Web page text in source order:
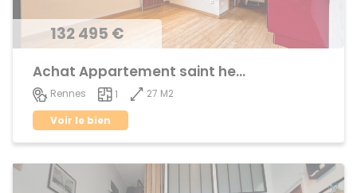
132 495 €
Achat Appartement saint helier
Rennes 1
27 M2
Voir le bien